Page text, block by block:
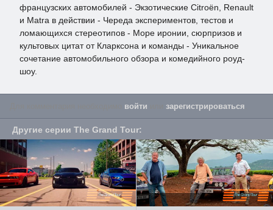
французских автомобилей - Экзотические Citroën, Renault
и Matra в действии - Череда экспериментов, тестов и
ломающихся стереотипов - Море иронии, сюрпризов и
культовых цитат от Кларксона и команды - Уникальное
сочетание автомобильного обзора и комедийного роуд-
шоу.
войти зарегистрироваться
Другие серии The Grand Tour: